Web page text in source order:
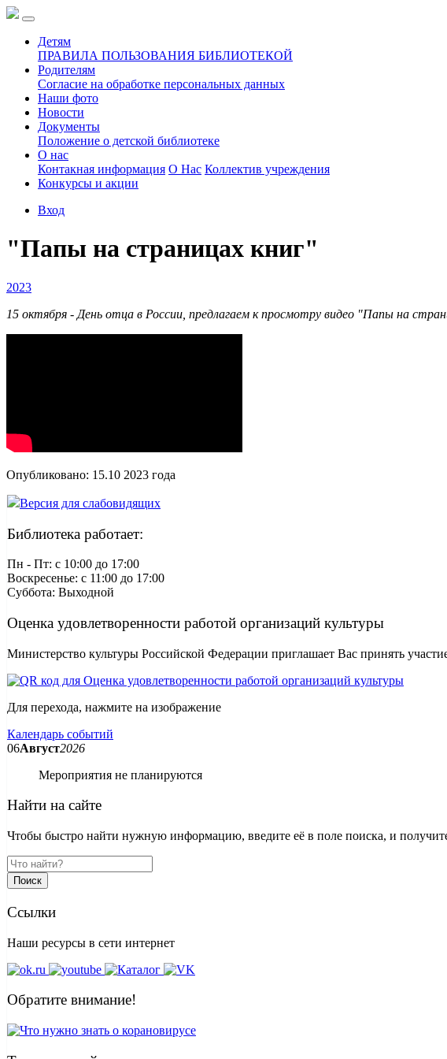
Детям
ПРАВИЛА ПОЛЬЗОВАНИЯ БИБЛИОТЕКОЙ
Родителям
Согласие на обработке персональных данных
Наши фото
Новости
Документы
Положение о детской библиотеке
О нас
Контакная информация О Нас Коллектив учреждения
Конкурсы и акции
Вход
"Папы на страницах книг"
2023
15 октября - День отца в России, предлагаем к просмотру видео "Папы на
Опубликовано: 15.10 2023 года
Версия для слабовидящих
Библиотека работает:
Пн - Пт: c 10:00 до 17:00
Воскресенье: c 11:00 до 17:00
Суббота: Выходной
Оценка удовлетворенности работой организаций культуры
Министерство культуры Российской Федерации приглашает Вас принять
Для перехода, нажмите на изображение
Календарь событий
06Август2026
Мероприятия не планируются
Найти на сайте
Чтобы быстро найти нужную информацию, введите её в поле поиска, и получите
Поиск
Ссылки
Наши ресурсы в сети интернет
Обратите внимание!